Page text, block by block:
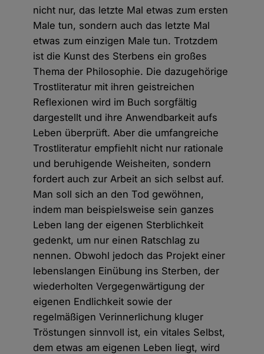
nicht nur, das letzte Mal etwas zum ersten
Male tun, sondern auch das letzte Mal
etwas zum einzigen Male tun. Trotzdem
ist die Kunst des Sterbens ein großes
Thema der Philosophie. Die dazugehörige
Trostliteratur mit ihren geistreichen
Reflexionen wird im Buch sorgfältig
dargestellt und ihre Anwendbarkeit aufs
Leben überprüft. Aber die umfangreiche
Trostliteratur empfiehlt nicht nur rationale
und beruhigende Weisheiten, sondern
fordert auch zur Arbeit an sich selbst auf.
Man soll sich an den Tod gewöhnen,
indem man beispielsweise sein ganzes
Leben lang der eigenen Sterblichkeit
gedenkt, um nur einen Ratschlag zu
nennen. Obwohl jedoch das Projekt einer
lebenslangen Einübung ins Sterben, der
wiederholten Vergegenwärtigung der
eigenen Endlichkeit sowie der
regelmäßigen Verinnerlichung kluger
Tröstungen sinnvoll ist, ein vitales Selbst,
dem etwas am eigenen Leben liegt, wird